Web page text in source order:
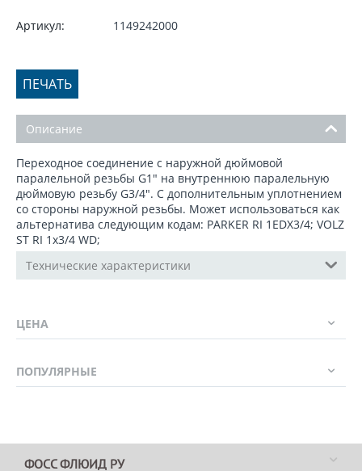
Артикул: 1149242000
ПЕЧАТЬ
Описание
Переходное соединение с наружной дюймовой
паралельной резьбы G1" на внутреннюю паралельную
дюймовую резьбу G3/4". C дополнительным уплотнением
со стороны наружной резьбы. Может использоваться как
альтернатива следующим кодам: PARKER RI 1EDX3/4; VOLZ
ST RI 1x3/4 WD;
Технические характеристики
ЦЕНА
ПОПУЛЯРНЫЕ
ФОСС ФЛЮИД РУ